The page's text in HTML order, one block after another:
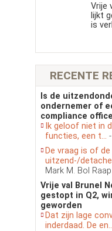
Vrije
lijkt
is
RECENTE
Is de
ondernemer of
compliance
Ik geloof niet in
functies, een t...
De vraag is of de
uitzend-/
Mark M. Bol Raap
Vrije val Brunel
gestopt in Q2,
geworden
Dat zijn lage
inderdaad. De